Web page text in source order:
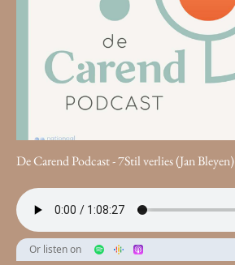
De Carend Podcast - 7Stil verlies (Jan Bleyen)
Or listen on